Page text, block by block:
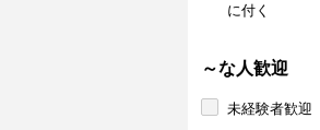
に付く
～な人歓迎
未経験者歓迎